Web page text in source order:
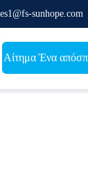
sunhope.com
Αίτημα Ένα